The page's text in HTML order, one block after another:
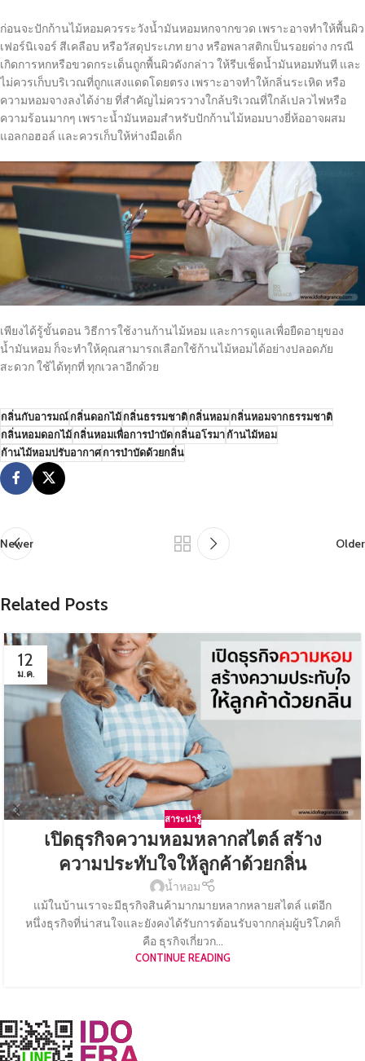
ก่อนจะปักก้านไม้หอมควรระวังน้ำมันหอมหกจากขวด เพราะอาจทำให้พื้นผิว
เฟอร์นิเจอร์ สีเคลือบ หรือวัสดุประเภท ยาง หรือพลาสติกเป็นรอยด่าง กรณี
เกิดการหกหรือขวดกระเด็นถูกพื้นผิวดังกล่าว ให้รีบเช็ดน้ำมันหอมทันที และ
ไม่ควรเก็บบริเวณที่ถูกแสงแดดโดยตรง เพราะอาจทำให้กลิ่นระเหิด หรือ
ความหอมจางลงได้ง่าย ที่สำคัญไม่ควรวางใกล้บริเวณที่ใกล้เปลวไฟหรือ
ความร้อนมากๆ เพราะน้ำมันหอมสำหรับปักก้านไม้หอมบางยี่ห้ออาจผสม
แอลกอฮอล์ และควรเก็บให้ห่างมือเด็ก
เพียงได้รู้ขั้นตอน วิธีการใช้งานก้านไม้หอม และการดูแลเพื่อยืดอายุของ
น้ำมันหอม ก็จะทำให้คุณสามารถเลือกใช้ก้านไม้หอมได้อย่างปลอดภัย
สะดวก ใช้ได้ทุกที่ ทุกเวลาอีกด้วย
กลิ่นกับอารมณ์กลิ่นดอกไม้กลิ่นธรรมชาติกลิ่นหอมกลิ่นหอมจากธรรมชาติ
กลิ่นหอมดอกไม้กลิ่นหอมเพื่อการบำบัดกลิ่นอโรมาก้านไม้หอม
ก้านไม้หอมปรับอากาศการบำบัดด้วยกลิ่น
Newer Older
Related Posts
12
ม.ค.
สาระน่ารู้
เปิดธุรกิจความหอมหลากสไตล์ สร้าง
ความประทับใจให้ลูกค้าด้วยกลิ่น
น้ำหอม
แม้ในบ้านเราจะมีธุรกิจสินค้ามากมายหลากหลายสไตล์ แต่อีก
หนึ่งธุรกิจที่น่าสนใจและยังคงได้รับการต้อนรับจากกลุ่มผู้บริโภคก็
คือ ธุรกิจเกี่ยวก...
CONTINUE READING